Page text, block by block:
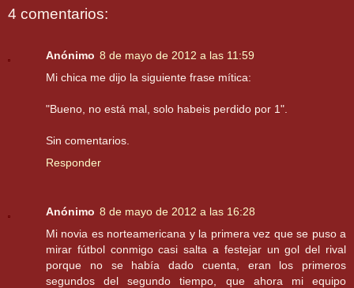
4 comentarios:
Anónimo 8 de mayo de 2012 a las 11:59
Mi chica me dijo la siguiente frase mítica:
"Bueno, no está mal, solo habeis perdido por 1".
Sin comentarios.
Responder
Anónimo 8 de mayo de 2012 a las 16:28
Mi novia es norteamericana y la primera vez que se puso a
mirar fútbol conmigo casi salta a festejar un gol del rival
porque no se había dado cuenta, eran los primeros
segundos del segundo tiempo, que ahora mi equipo